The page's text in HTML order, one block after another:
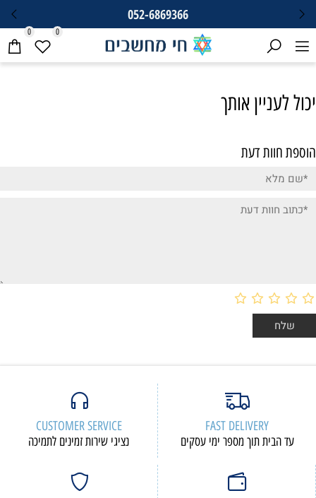
052-6869366
0 0
יכול לעניין אותך
הוספת חוות דעת
FAST DELIVERY
עד הבית תוך מספר ימי עסקים
CUSTOMER SERVICE
נציגי שירות זמינים לתמיכה